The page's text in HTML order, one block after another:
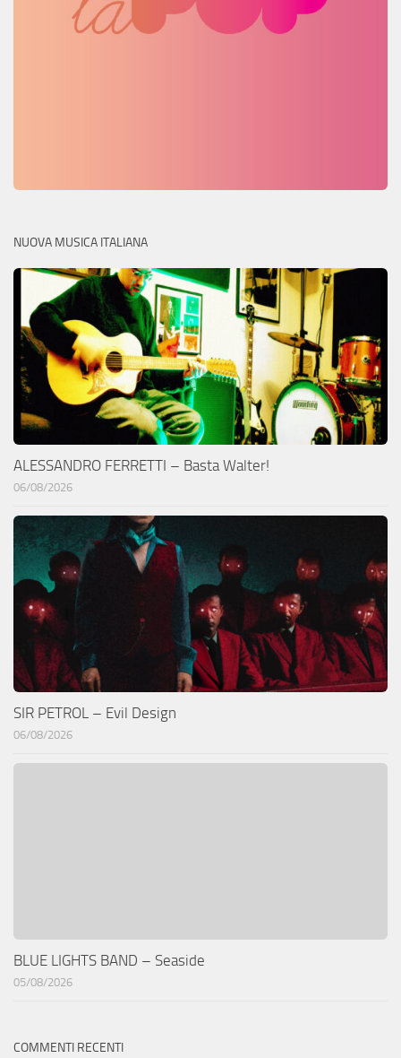
NUOVA MUSICA ITALIANA
ALESSANDRO FERRETTI – Basta Walter!
06/08/2026
SIR PETROL – Evil Design
06/08/2026
BLUE LIGHTS BAND – Seaside
05/08/2026
COMMENTI RECENTI